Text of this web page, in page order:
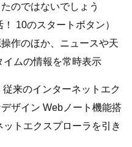
のではないでしょう
10のスタートボタン）
作のほか、ニュースや天
ムの情報を常時表示
来のインターネットエク
ザイン Webノート機能搭
トエクスプローラを引き